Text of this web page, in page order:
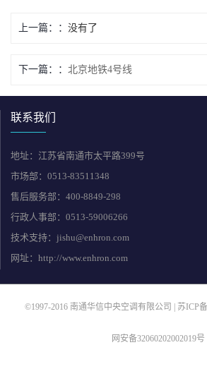
上一篇： 没有了
下一篇： 北京地铁4号线
联系我们
地址：江苏省南通市太平路399号
市场部：0513-83511348
售后服务部：400-8849-298
行政人事部：0513-59006266
技术支持：jishu@enhron.com
网址：http://www.enhron.com
©1997-2016 南通华信中央空调有限公司 | 苏ICP
网安备32060202002019号